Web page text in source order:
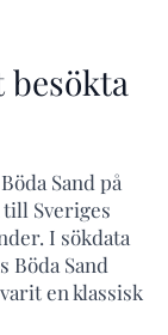
besökta
Sand på
Sveriges
I sökdata
Böda Sand
en klassisk